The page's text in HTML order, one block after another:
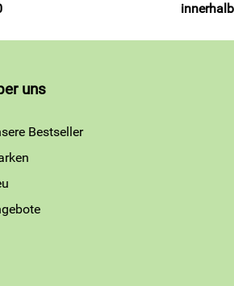
uns
Bestseller